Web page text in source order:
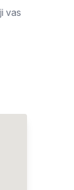
vas